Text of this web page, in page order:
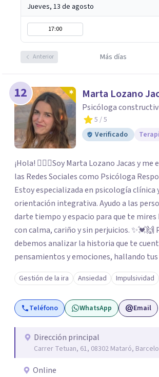
Jueves, 13 de agosto
17:00
Anterior Más días
12 Marta Lozano
Psicóloga
5 / 5
Verificado
¡Hola! 🙋🏼‍♀️Soy Marta Lozano Jacas y
las Redes Sociales como Psicóloga
Estoy especializada en psicología clínica y con
orientación integrativa. Ayudo a las personas como tú, a
darte tiempo y espacio para que te mires hacia dentro
con calma, cariño y sin perjuicios. ✨💓🙌
debemos analizar la historia que te cuentan tus
pensamientos y emociones, hallando tus qués, tus
cómos, tus porqués, tus cuándos y tus dóndes a lo largo
de tu vida. Así, podrás desenredar el lío que es vivir, podrás
aceptar quien eres: un ser humano que siente, que piensa
y que hace; un ser que se contradice, que tiene dudas y que
Gestión de la ira Ansiedad Impulsividad
Teléfono WhatsApp Email
Dirección principal
Carrer Tetuan, 61, 08302 Mataró,
Online